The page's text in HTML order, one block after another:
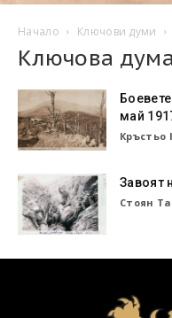
Начало Ключови думи
Ключова
май
Кръстьо
Завоят
Стоян